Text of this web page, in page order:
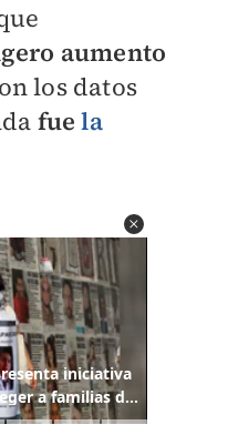
aumento
los datos
fue la